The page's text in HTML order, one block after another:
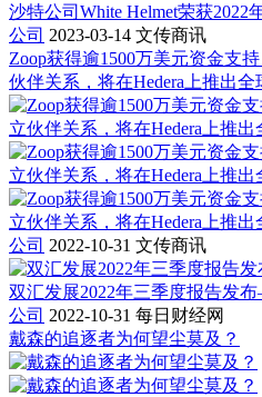
沙特公司White Helmet荣获2022
公司 2023-03-14 文传商讯
Zoop获得逾1500万美元资金支
伙伴关系，将在Hedera上推出全
公司 2022-10-31 文传商讯
双汇发展2022年三季度报告发
公司 2022-10-31 每日财经网
戴森的追逐者为何望尘莫及？